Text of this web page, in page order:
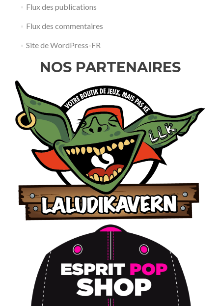
Flux des publications
Flux des commentaires
Site de WordPress-FR
NOS PARTENAIRES